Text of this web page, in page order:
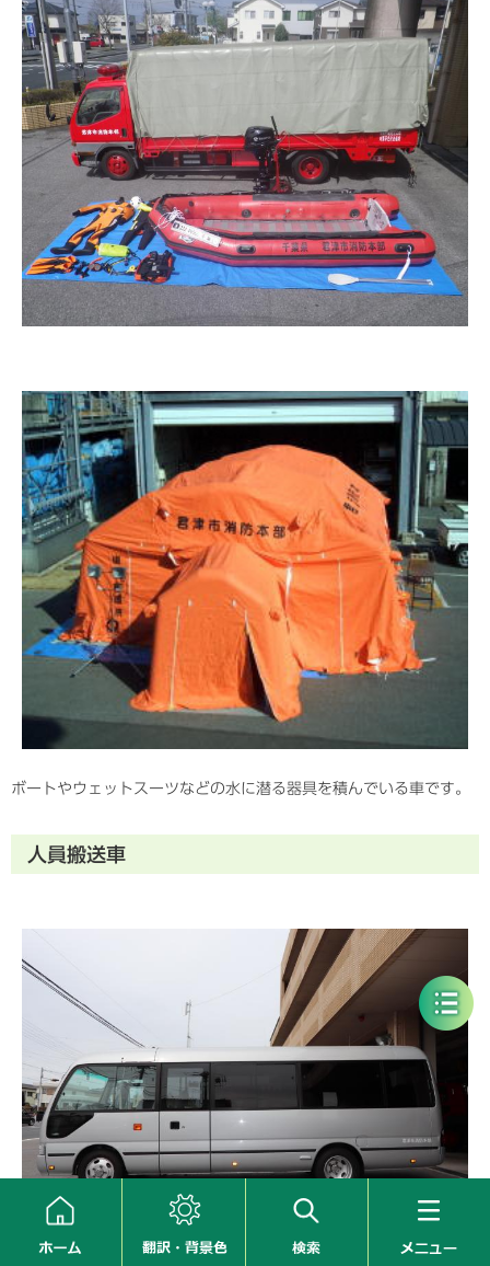
ボートやウェットスーツなどの水に潜る器具を積んでいる車です。
人員搬送車